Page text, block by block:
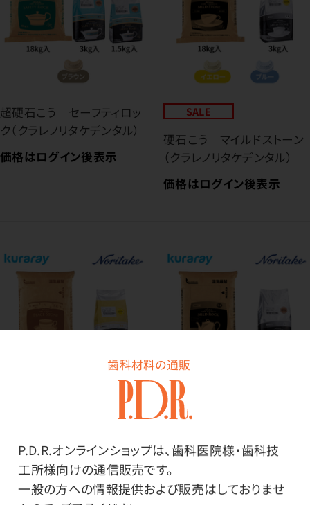
歯科材料の通販
P.D.R.オンラインショップは、歯科医院様・歯科技
工所様向けの通信販売です。
一般の方への情報提供および販売はしておりませ
超硬石こう セーフティロッ
ク（クラレノリタケデンタル）
価格はログイン後表示
SALE
硬石こう マイルドストーン
（クラレノリタケデンタル）
価格はログイン後表示
硬石こう ピースストーン
（クラレノリタケデンタル）
価格はログイン後表示
超硬石こう マイルドロック
価格はログイン後表示